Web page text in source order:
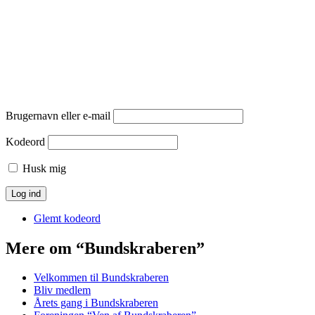
Brugernavn eller e-mail
Kodeord
Husk mig
Glemt kodeord
Mere om “Bundskraberen”
Velkommen til Bundskraberen
Bliv medlem
Årets gang i Bundskraberen